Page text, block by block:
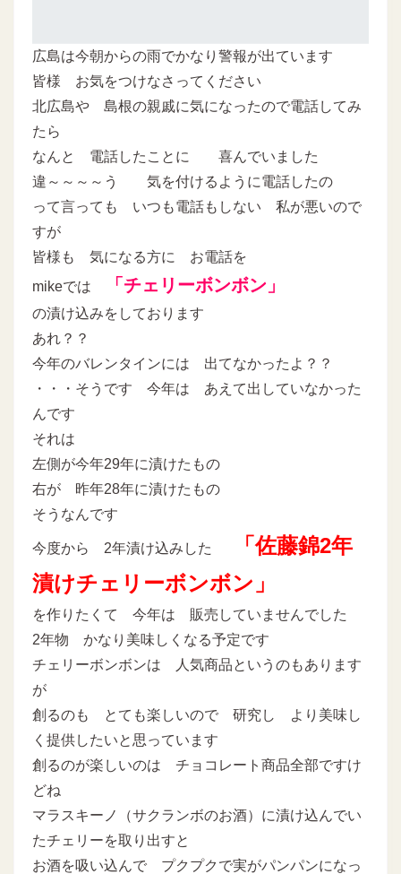
広島は今朝からの雨でかなり警報が出ています
皆様 お気をつけなさってください
北広島や 島根の親戚に気になったので電話してみ
たら
なんと 電話したことに 喜んでいました
違～～～～う 気を付けるように電話したの
って言っても いつも電話もしない 私が悪いので
すが
皆様も 気になる方に お電話を
mikeでは
「チェリーボンボン」
の漬け込みをしております
あれ？？
今年のバレンタインには 出てなかったよ？？
・・・そうです 今年は あえて出していなかった
んです
それは
左側が今年29年に漬けたもの
右が 昨年28年に漬けたもの
そうなんです
今度から 2年漬け込みした
「佐藤錦2年
漬けチェリーボンボン」
を作りたくて 今年は 販売していませんでした
2年物 かなり美味しくなる予定です
チェリーボンボンは 人気商品というのもあります
が
創るのも とても楽しいので 研究し より美味し
く提供したいと思っています
創るのが楽しいのは チョコレート商品全部ですけ
どね
マラスキーノ（サクランボのお酒）に漬け込んでい
たチェリーを取り出すと
お酒を吸い込んで プクプクで実がパンパンになっ